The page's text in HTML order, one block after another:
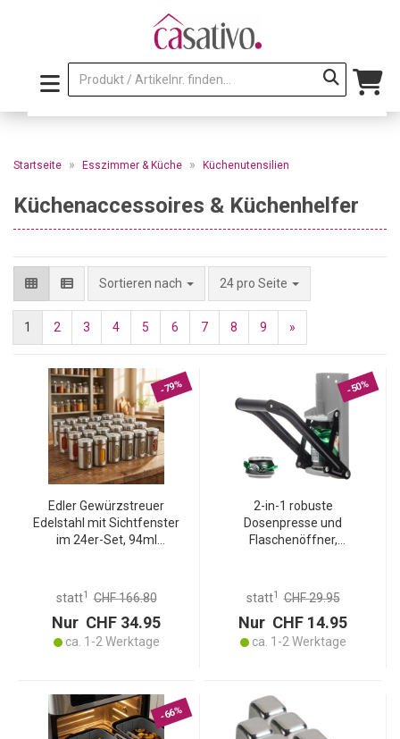
Startseite » Esszimmer & Küche » Küchenutensilien
Küchenaccessoires & Küchenhelfer
Sortieren nach 24 pro Seite
1 2 3 4 5 6 7 8 9 »
-79%
Edler Gewürzstreuer
Edelstahl mit Sichtfenster
im 24er-Set, 94ml
Streuer mit 3
statt1 CHF 166.80
Nur CHF 34.95
ca. 1-2 Werktage
-50%
2-in-1 robuste
Dosenpresse und
Flaschenöffner,
rutschfestem und
statt1 CHF 29.95
Nur CHF 14.95
ca. 1-2 Werktage
-66%